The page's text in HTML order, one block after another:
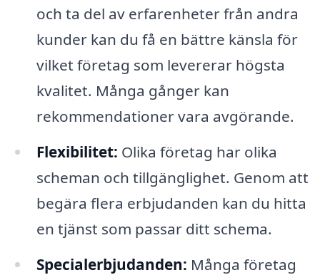
och ta del av erfarenheter från andra
kunder kan du få en bättre känsla för
vilket företag som levererar högsta
kvalitet. Många gånger kan
rekommendationer vara avgörande.
Flexibilitet: Olika företag har olika
scheman och tillgänglighet. Genom att
begära flera erbjudanden kan du hitta
en tjänst som passar ditt schema.
Specialerbjudanden: Många företag